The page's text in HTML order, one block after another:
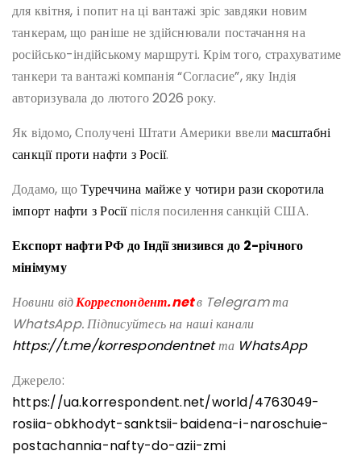
для квітня, і попит на ці вантажі зріс завдяки новим
танкерам, що раніше не здійснювали постачання на
російсько-індійському маршруті. Крім того, страхуватиме
танкери та вантажі компанія “Согласие”, яку Індія
авторизувала до лютого 2026 року.
Як відомо, Сполучені Штати Америки ввелимасштабні
санкції проти нафти з Росії.
Додамо, щоТуреччина майже у чотири рази скоротила
імпорт нафти з Росіїпісля посилення санкцій США.
Експорт нафти РФ до Індії знизився до 2-річного
мінімуму
Новини відКорреспондент.netв Telegram та
WhatsApp. Підписуйтесь на наші канали
https://t.me/korrespondentnetта WhatsApp
Джерело:
https://ua.korrespondent.net/world/4763049-
rosiia-obkhodyt-sanktsii-baidena-i-naroschuie-
postachannia-nafty-do-azii-zmi